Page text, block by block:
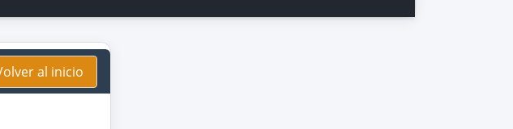
al inicio